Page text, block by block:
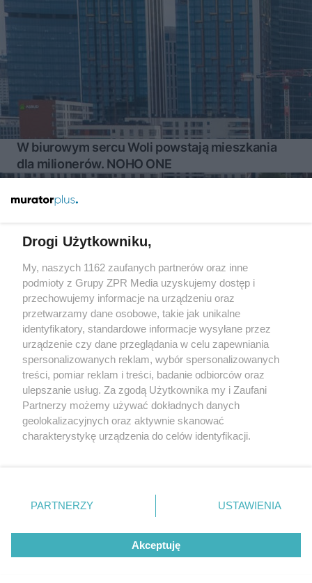
W biurowym sercu Woli powstają mieszkania
dla milionerów. NOHO ONE
Żaden utwór zamieszczony w serwisie nie może być powielany i
rozpowszechniany lub dalej rozpowszechniany w jakikolwiek
sposób (w tym także elektroniczny lub mechaniczny) na
jakimkolwiek polu eksploatacji w jakiejkolwiek formie, włącznie z
umieszczaniem w Internecie bez pisemnej zgody właściciela praw.
Jakiekolwiek użycie lub wykorzystanie utworów w całości lub w
części z naruszeniem prawa, tzn. bez właściwej zgody, jest
zabronione pod groźbą kary i może być ścigane prawnie.
Drogi Użytkowniku,
My, naszych 1162 zaufanych partnerów oraz inne
podmioty z Grupy ZPR Media uzyskujemy dostęp i
przechowujemy informacje na urządzeniu oraz
przetwarzamy dane osobowe, takie jak unikalne
identyfikatory, standardowe informacje wysyłane przez
urządzenie czy dane przeglądania w celu zapewniania
spersonalizowanych reklam, wybór spersonalizowanych
treści, pomiar reklam i treści, badanie odbiorców oraz
ulepszanie usług. Za zgodą Użytkownika my i Zaufani
Partnerzy możemy używać dokładnych danych
geolokalizacyjnych oraz aktywnie skanować
charakterystykę urządzenia do celów identyfikacji.
zmienić/wycofać klikając przycisk ustawień prywatności
znajdujący się w lewym dolnym rogu strony
rodzaje przetwarzania danych nie wymagają zgody
użytkownika, ale masz prawo sprzeciwić się takiemu
przetwarzaniu. Preferencje będą miały zastosowanie tylko
PARTNERZY USTAWIENIA
Akceptuję